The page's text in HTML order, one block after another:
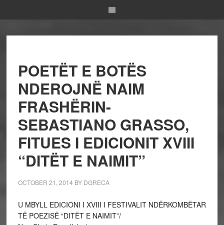
POETËT E BOTËS
NDEROJNË NAIM
FRASHËRIN-
SEBASTIANO GRASSO,
FITUES I EDICIONIT XVIII
“DITËT E NAIMIT”
OCTOBER 21, 2014 BY DGRECA
U MBYLL EDICIONI I XVIII I FESTIVALIT NDËRKOMBËTAR
TË POEZISË “DITËT E NAIMIT”/